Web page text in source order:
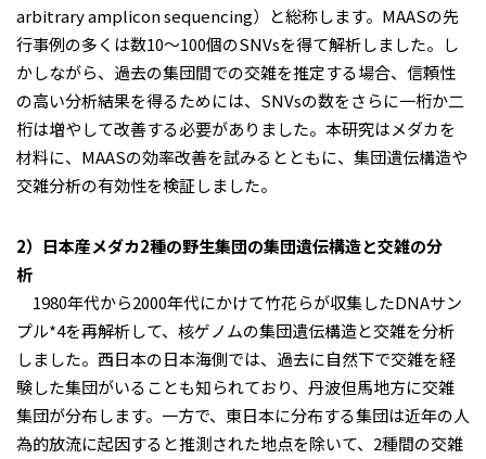
arbitrary amplicon sequencing）と総称します。MAASの先
行事例の多くは数10～100個のSNVsを得て解析しました。し
かしながら、過去の集団間での交雑を推定する場合、信頼性
の高い分析結果を得るためには、SNVsの数をさらに一桁か二
桁は増やして改善する必要がありました。本研究はメダカを
材料に、MAASの効率改善を試みるとともに、集団遺伝構造や
交雑分析の有効性を検証しました。
2）日本産メダカ2種の野生集団の集団遺伝構造と交雑の分
析
1980年代から2000年代にかけて竹花らが収集したDNAサン
プル*4を再解析して、核ゲノムの集団遺伝構造と交雑を分析
しました。西日本の日本海側では、過去に自然下で交雑を経
験した集団がいることも知られており、丹波但馬地方に交雑
集団が分布します。一方で、東日本に分布する集団は近年の人
為的放流に起因すると推測された地点を除いて、2種間の交雑